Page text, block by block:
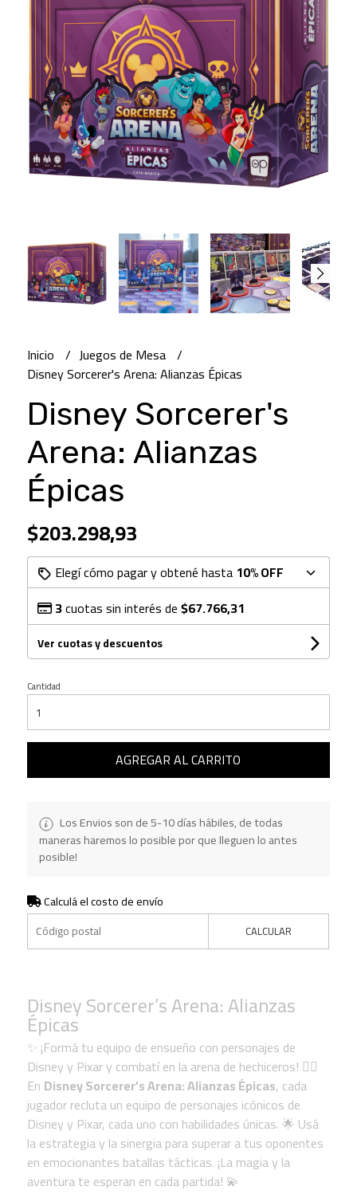
Inicio
Juegos de Mesa
Disney Sorcerer's Arena: Alianzas Épicas
Disney Sorcerer's
Arena: Alianzas
Épicas
$203.298,93
Elegí cómo pagar y obtené hasta 10% OFF
3cuotas sin interés de$67.766,31
Ver cuotas y descuentos
Cantidad
AGREGAR AL CARRITO
Los Envios son de 5-10 días hábiles, de todas
maneras haremos lo posible por que lleguen lo antes
posible!
Calculá el costo de envío
CALCULAR
Disney Sorcerer’s Arena: Alianzas
Épicas
✨ ¡Formá tu equipo de ensueño con personajes de
Disney y Pixar y combatí en la arena de hechiceros! 🧙‍♂️
En Disney Sorcerer’s Arena: Alianzas Épicas, cada
jugador recluta un equipo de personajes icónicos de
Disney y Pixar, cada uno con habilidades únicas. 🌟 Usá
la estrategia y la sinergia para superar a tus oponentes
en emocionantes batallas tácticas. ¡La magia y la
aventura te esperan en cada partida! 💫